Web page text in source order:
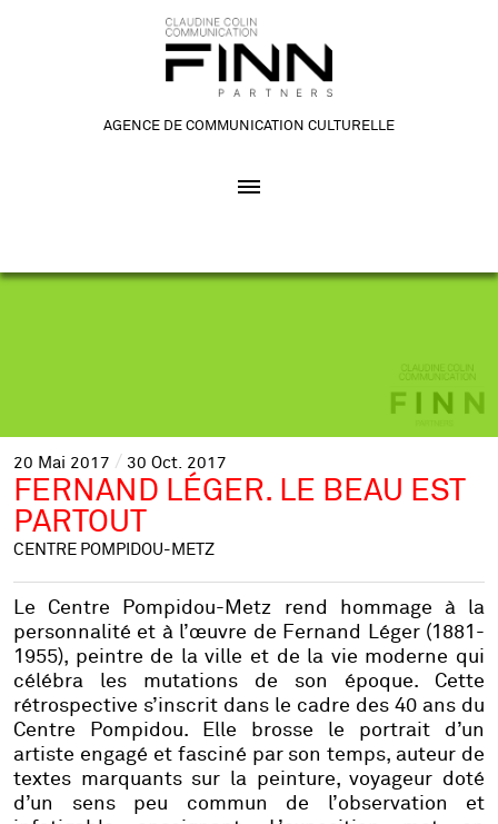
AGENCE DE COMMUNICATION CULTURELLE
20 Mai 2017 30 Oct. 2017
FERNAND LÉGER. LE BEAU EST
PARTOUT
CENTRE POMPIDOU-METZ
Le Centre Pompidou-Metz rend hommage à la
personnalité et à l’œuvre de Fernand Léger (1881-
1955), peintre de la ville et de la vie moderne qui
célébra les mutations de son époque. Cette
rétrospective s’inscrit dans le cadre des 40 ans du
Centre Pompidou. Elle brosse le portrait d’un
artiste engagé et fasciné par son temps, auteur de
textes marquants sur la peinture, voyageur doté
d’un sens peu commun de l’observation et